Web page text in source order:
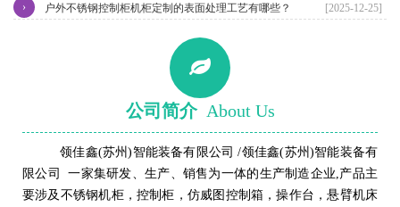
[2025-12-25]
户外不锈钢控制柜机柜定制的表面处理工艺有哪些？
›
公司简介 About Us
领佳鑫(苏州)智能装备有限公司 /领佳鑫(苏州)智能装备有
限公司 一家集研发、生产、销售为一体的生产制造企业,产品主
要涉及不锈钢机柜，控制柜，仿威图控制箱，操作台，悬臂机床